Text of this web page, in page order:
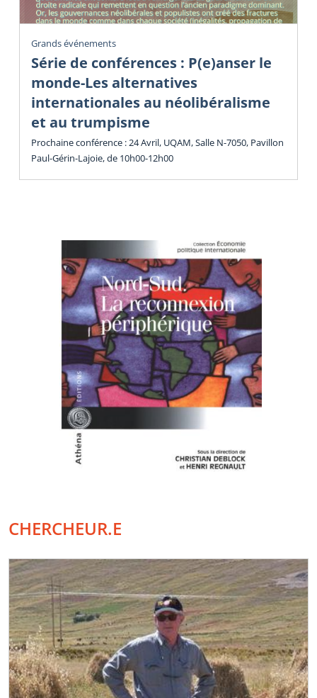
Grands événements
Série de conférences : P(e)anser le
monde-Les alternatives
internationales au néolibéralisme
et au trumpisme
Prochaine conférence : 24 Avril, UQAM, Salle N-7050, Pavillon
Paul-Gérin-Lajoie, de 10h00-12h00
CHERCHEUR.E